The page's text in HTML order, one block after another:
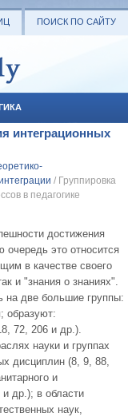
ПОИСК ПО САЙТУ
интеграционных
/ Группировка
в педагогике
достижения
это относится
в качестве своего
и "знания о знаниях".
на две большие группы:
образуют:
72, 206 и др.).
науки и группах
дисциплин (8, 9, 88,
и
и др.); в области
наук,